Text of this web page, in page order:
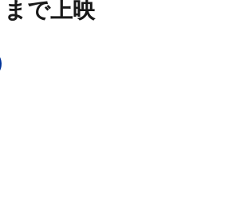
まで上映